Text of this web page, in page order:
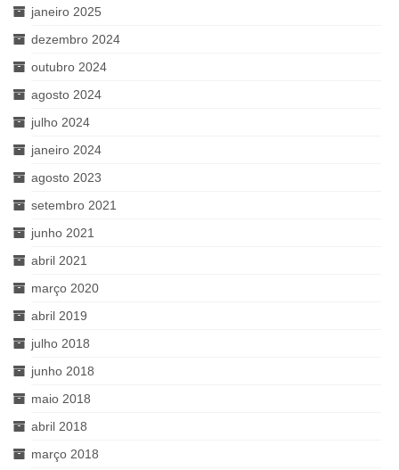
janeiro 2025
dezembro 2024
outubro 2024
agosto 2024
julho 2024
janeiro 2024
agosto 2023
setembro 2021
junho 2021
abril 2021
março 2020
abril 2019
julho 2018
junho 2018
maio 2018
abril 2018
março 2018